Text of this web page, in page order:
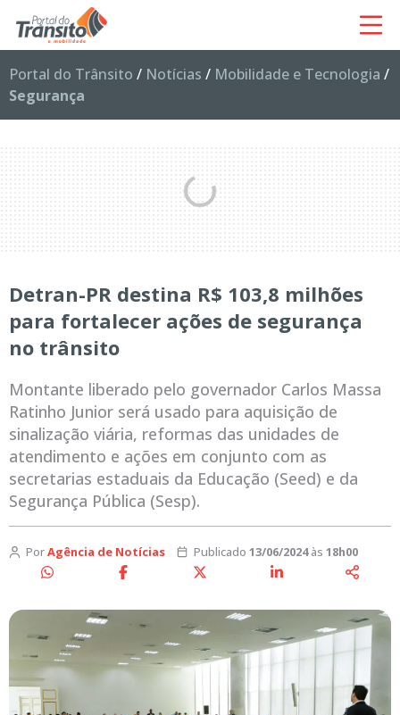
Portal do Trânsito / Notícias / Mobilidade e Tecnologia /
Segurança
Detran-PR destina R$ 103,8 milhões
para fortalecer ações de segurança
no trânsito
Montante liberado pelo governador Carlos Massa
Ratinho Junior será usado para aquisição de
sinalização viária, reformas das unidades de
atendimento e ações em conjunto com as
secretarias estaduais da Educação (Seed) e da
Segurança Pública (Sesp).
PorAgência de Notícias Publicado 13/06/2024às 18h00